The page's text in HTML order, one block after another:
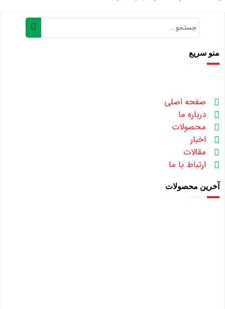
منو سریع
صفحه اصلی
درباره ما
محصولات
اخبار
مقالات
ارتباط با ما
آخرین محصولات